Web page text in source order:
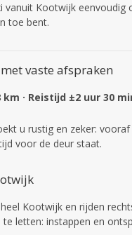
vanuit Kootwijk
toe bent.
vaste afspraken
· Reistijd ±2 uur 30
u rustig en zeker:
voor de deur staat.
Kootwijk en rijden
letten: instappen en